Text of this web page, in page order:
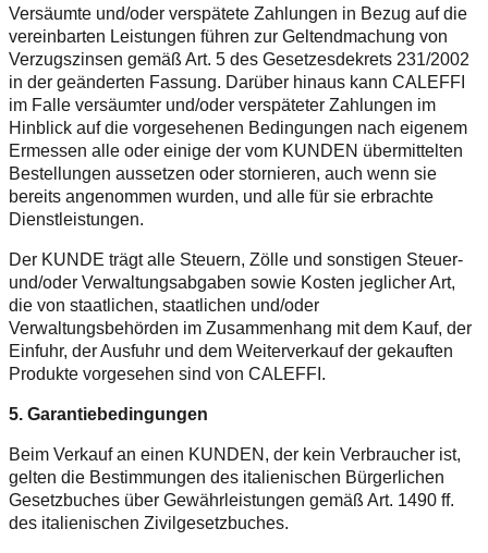
Versäumte und/oder verspätete Zahlungen in Bezug auf die
vereinbarten Leistungen führen zur Geltendmachung von
Verzugszinsen gemäß Art. 5 des Gesetzesdekrets 231/2002
in der geänderten Fassung. Darüber hinaus kann CALEFFI
im Falle versäumter und/oder verspäteter Zahlungen im
Hinblick auf die vorgesehenen Bedingungen nach eigenem
Ermessen alle oder einige der vom KUNDEN übermittelten
Bestellungen aussetzen oder stornieren, auch wenn sie
bereits angenommen wurden, und alle für sie erbrachte
Dienstleistungen.
Der KUNDE trägt alle Steuern, Zölle und sonstigen Steuer-
und/oder Verwaltungsabgaben sowie Kosten jeglicher Art,
die von staatlichen, staatlichen und/oder
Verwaltungsbehörden im Zusammenhang mit dem Kauf, der
Einfuhr, der Ausfuhr und dem Weiterverkauf der gekauften
Produkte vorgesehen sind von CALEFFI.
5. Garantiebedingungen
Beim Verkauf an einen KUNDEN, der kein Verbraucher ist,
gelten die Bestimmungen des italienischen Bürgerlichen
Gesetzbuches über Gewährleistungen gemäß Art. 1490 ff.
des italienischen Zivilgesetzbuches.